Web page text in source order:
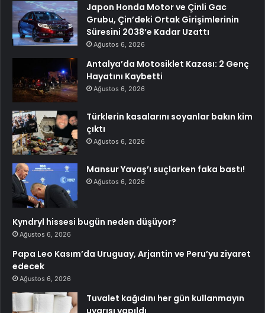
Japon Honda Motor ve Çinli Gac
Grubu, Çin’deki Ortak Girişimlerinin
Süresini 2038’e Kadar Uzattı
Ağustos 6, 2026
Antalya’da Motosiklet Kazası: 2 Genç
Hayatını Kaybetti
Ağustos 6, 2026
Türklerin kasalarını soyanlar bakın kim
çıktı
Ağustos 6, 2026
Mansur Yavaş’ı suçlarken faka bastı!
Ağustos 6, 2026
Kyndryl hissesi bugün neden düşüyor?
Ağustos 6, 2026
Papa Leo Kasım’da Uruguay, Arjantin ve Peru’yu ziyaret
edecek
Ağustos 6, 2026
Tuvalet kağıdını her gün kullanmayın
uyarısı yapıldı